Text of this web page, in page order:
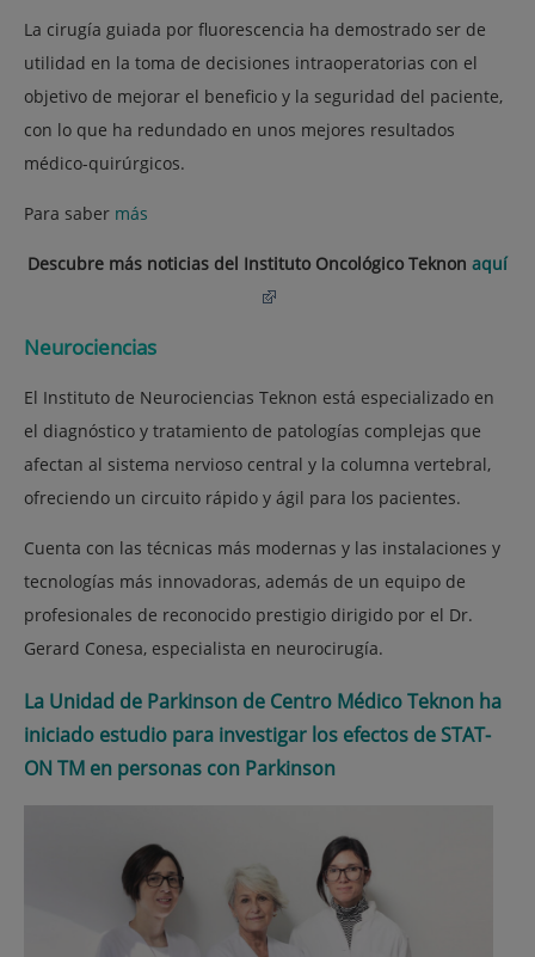
La cirugía guiada por fluorescencia ha demostrado ser de
utilidad en la toma de decisiones intraoperatorias con el
objetivo de mejorar el beneficio y la seguridad del paciente,
con lo que ha redundado en unos mejores resultados
médico-quirúrgicos.
Para saber más
Descubre más noticias del Instituto Oncológico Teknon aquí
Neurociencias
El Instituto de Neurociencias Teknon está especializado en
el diagnóstico y tratamiento de patologías complejas que
afectan al sistema nervioso central y la columna vertebral,
ofreciendo un circuito rápido y ágil para los pacientes.
Cuenta con las técnicas más modernas y las instalaciones y
tecnologías más innovadoras, además de un equipo de
profesionales de reconocido prestigio dirigido por el Dr.
Gerard Conesa, especialista en neurocirugía.
La Unidad de Parkinson de Centro Médico Teknon ha
iniciado estudio para investigar los efectos de STAT-
ON TM en personas con Parkinson